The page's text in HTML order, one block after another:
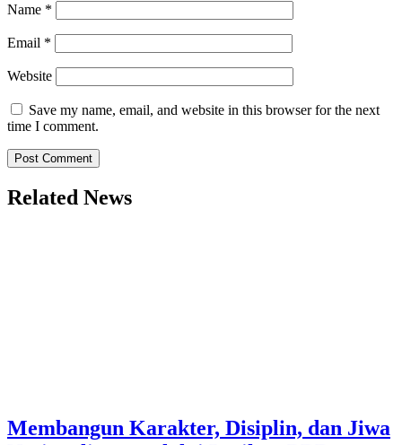
Name *
Email *
Website
Save my name, email, and website in this browser for the next
time I comment.
Related News
Membangun Karakter, Disiplin, dan Jiwa